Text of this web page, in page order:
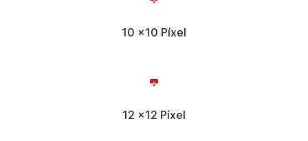
10 x10 Píxel
12 x12 Píxel